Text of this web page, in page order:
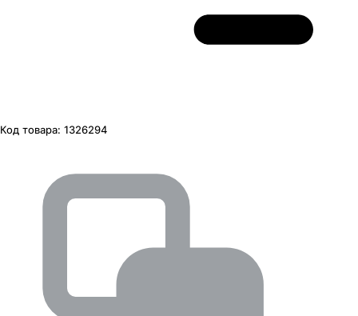
Код товара: 1326294